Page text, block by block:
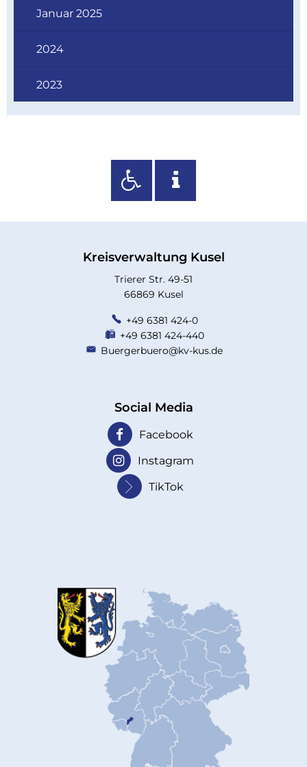
Januar 2025
2024
2023
Kreisverwaltung Kusel
Trierer Str. 49-51
66869 Kusel
+49 6381 424-0
+49 6381 424-440
Buergerbuero@kv-kus.de
Social Media
Facebook
Instagram
TikTok